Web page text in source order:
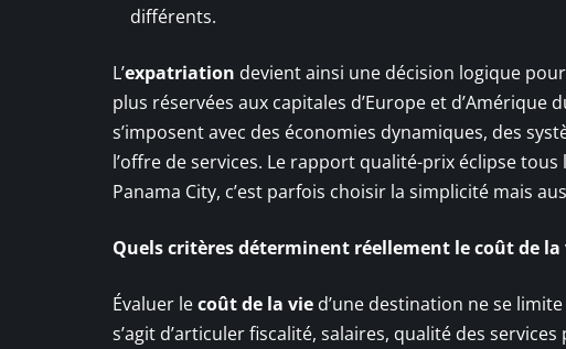
différents.
L’expatriation devient ainsi une décision logique
plus réservées aux capitales d’Europe et d’Amérique
s’imposent avec des économies dynamiques, des
l’offre de services. Le rapport qualité-prix éclipse
Panama City, c’est parfois choisir la simplicité mais
Quels critères déterminent réellement le coût de la
Évaluer lecoût de la vie d’une destination ne se
s’agit d’articuler fiscalité, salaires, qualité des